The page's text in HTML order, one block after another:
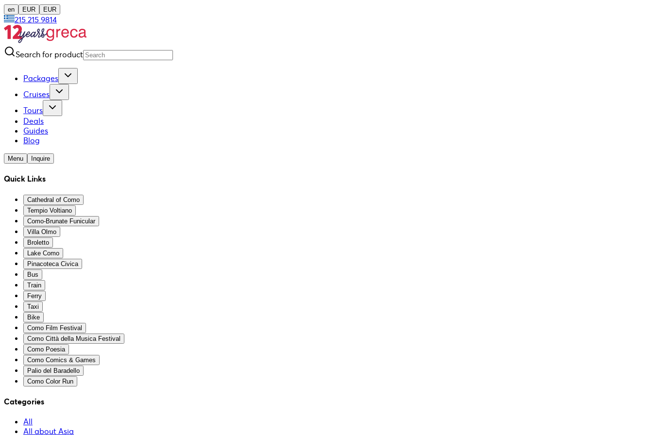
en EUR EUR
215 215 9814
Search for product
Packages
Cruises
Tours
Deals
Guides
Blog
Menu Inquire
Quick Links
Cathedral of Como
Tempio Voltiano
Como-Brunate Funicular
Villa Olmo
Broletto
Lake Como
Pinacoteca Civica
Bus
Train
Ferry
Taxi
Bike
Como Film Festival
Como Città della Musica Festival
Como Poesia
Como Comics & Games
Palio del Baradello
Como Color Run
Categories
All
All about Asia